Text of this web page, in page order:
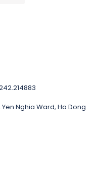
Yen Nghia Ward, Ha Dong